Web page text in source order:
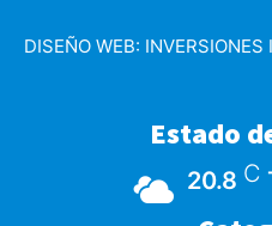
DISEÑO WEB: INVERSIONES
Estado
20.8 C